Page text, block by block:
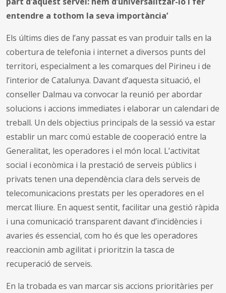
entendre a tothom la seva importància’
Els últims dies de l’any passat es van produir talls en la
cobertura de telefonia i internet a diversos punts del
territori, especialment a les comarques del Pirineu i de
l’interior de Catalunya. Davant d’aquesta situació, el
conseller Dalmau va convocar la reunió per abordar
solucions i accions immediates i elaborar un calendari de
treball. Un dels objectius principals de la sessió va estar
establir un marc comú estable de cooperació entre la
Generalitat, les operadores i el món local. L’activitat
social i econòmica i la prestació de serveis públics i
privats tenen una dependència clara dels serveis de
telecomunicacions prestats per les operadores en el
mercat lliure. En aquest sentit, facilitar una gestió ràpida
i una comunicació transparent davant d’incidències i
avaries és essencial, com ho és que les operadores
reaccionin amb agilitat i prioritzin la tasca de
recuperació de serveis.
En la trobada es van marcar sis accions prioritàries per